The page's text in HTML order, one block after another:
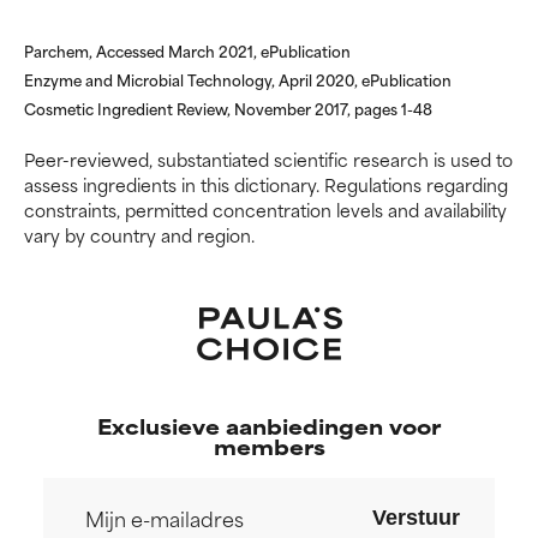
Parchem, Accessed March 2021, ePublication
Enzyme and Microbial Technology, April 2020, ePublication
Cosmetic Ingredient Review, November 2017, pages 1-48
Peer-reviewed, substantiated scientific research is used to
assess ingredients in this dictionary. Regulations regarding
constraints, permitted concentration levels and availability
vary by country and region.
SLECHTSTE
droogheid, enz. veroorzaken.
Kan in sommige gevallen
voordelen bieden, maar over
het algemeen is bewezen dat
het meer kwaad dan goed doet.
GEEN BEOORDELING
We hebben dit ingrediënt nog
hebben bekeken.
SLECHTSTE
droogheid, enz. veroorzaken.
Kan in sommige gevallen
voordelen bieden, maar over
het algemeen is bewezen dat
het meer kwaad dan goed doet.
GEEN BEOORDELING
We hebben dit ingrediënt nog
hebben bekeken.
Exclusieve aanbiedingen voor
members
Verstuur